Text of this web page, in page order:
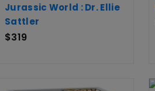
Jurassic World : Dr. Ellie
Sattler
$319